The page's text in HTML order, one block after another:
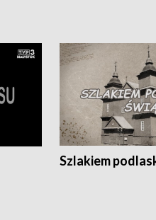
Szlakiem